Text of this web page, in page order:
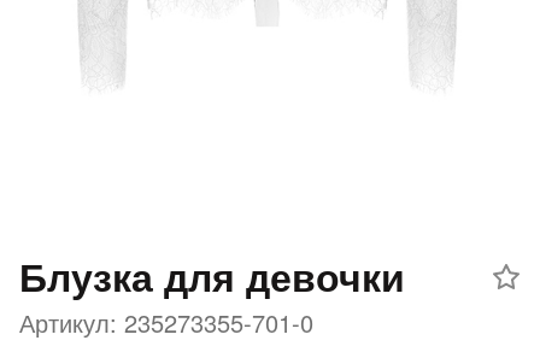
Блузка для девочки
Артикул: 235273355-701-0